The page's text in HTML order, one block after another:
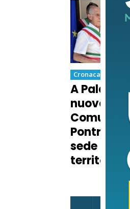
Cronaca
A Palazzo
nuova
Comunità
sede
territoriale